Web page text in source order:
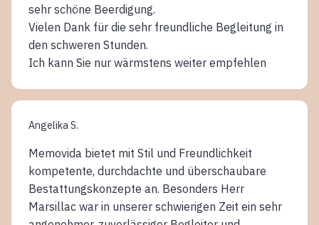
sehr schöne Beerdigung.
Vielen Dank für die sehr freundliche Begleitung in
den schweren Stunden.
Ich kann Sie nur wärmstens weiter empfehlen
Angelika S.
Memovida bietet mit Stil und Freundlichkeit
kompetente, durchdachte und überschaubare
Bestattungskonzepte an. Besonders Herr
Marsillac war in unserer schwierigen Zeit ein sehr